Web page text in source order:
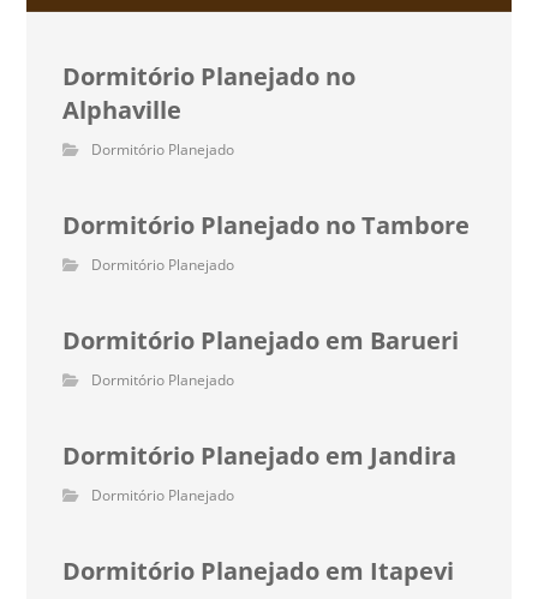
Dormitório Planejado no
Alphaville
Dormitório Planejado
Dormitório Planejado no Tambore
Dormitório Planejado
Dormitório Planejado em Barueri
Dormitório Planejado
Dormitório Planejado em Jandira
Dormitório Planejado
Dormitório Planejado em Itapevi